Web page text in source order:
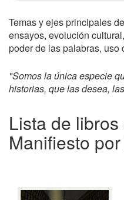
Temas y ejes principales
ensayos, evolución
poder de las palabras, uso
"Somos la única especie
historias, que las desea,
Lista de
Manifiesto